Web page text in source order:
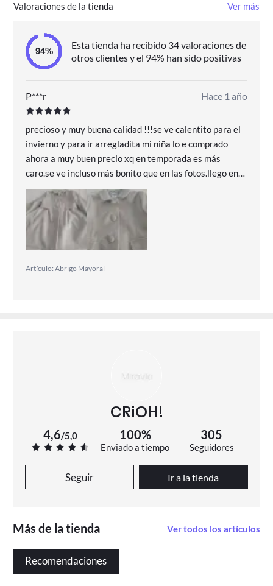
Valoraciones de la tienda Ver más
Esta tienda ha recibido 34 valoraciones de
otros clientes y el 94% han sido positivas
P***r Hace 1 año
precioso y muy buena calidad !!!se ve calentito para el
invierno y para ir arregladita mi niña lo e comprado
ahora a muy buen precio xq en temporada es más
caro.se ve incluso más bonito que en las fotos.llego en
dos días.encantadisima con la compra.
Artículo: Abrigo Mayoral
CRiOH!
4,6/5,0 100%
Enviado a tiempo
305
Seguidores
Seguir Ir a la tienda
Más de la tienda Ver todos los artículos
Recomendaciones